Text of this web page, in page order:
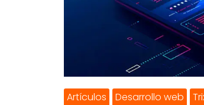
Artículos Desarrollo web